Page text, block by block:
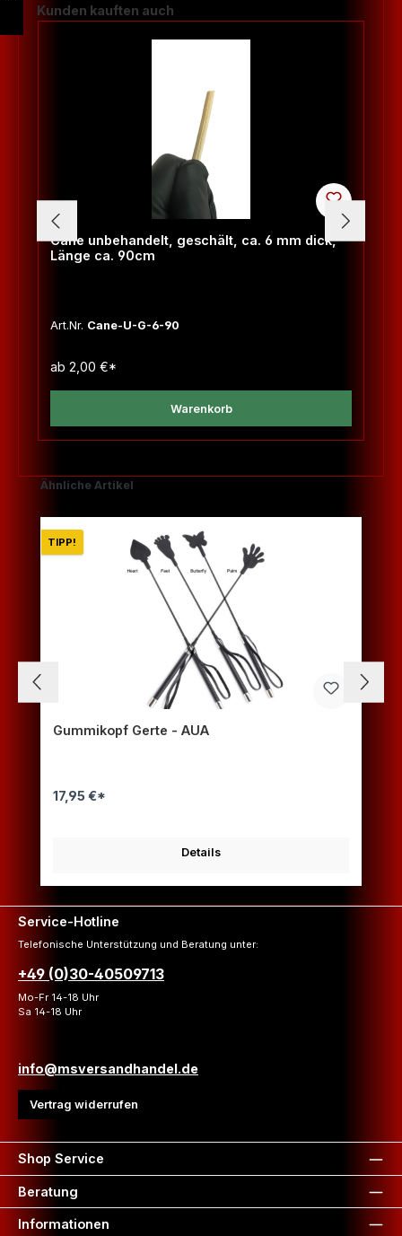
Produktgalerie überspringen
Kunden kauften auch
Cane unbehandelt, geschält, ca. 6 mm dick,
Länge ca. 90cm
Art.Nr. Cane-U-G-6-90
ab 2,00 €*
Warenkorb
Produktgalerie überspringen
Ähnliche Artikel
TIPP!
Gummikopf Gerte - AUA
17,95 €*
Details
Service-Hotline
Telefonische Unterstützung und Beratung unter:
+49 (0)30-40509713
Mo-Fr 14-18 Uhr
Sa 14-18 Uhr
info@msversandhandel.de
Vertrag widerrufen
Shop Service
Beratung
Informationen